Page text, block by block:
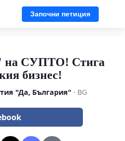
Започни петиция
на СУПТО! Стига
бизнес!
"Да, България" · BG